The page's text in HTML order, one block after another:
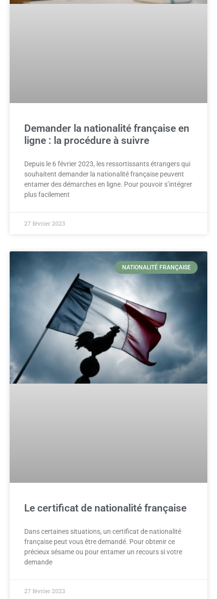
Demander la nationalité française en
ligne : la procédure à suivre
Depuis le 6 février 2023, les ressortissants étrangers qui
souhaitent demander la nationalité française peuvent
entamer des démarches en ligne. Pour pouvoir s’intégrer
plus facilement
27 février 2023
NATIONALITÉ FRANÇAISE
Le certificat de nationalité française
Dans certaines situations, un certificat de nationalité
française peut vous être demandé. Pour obtenir ce
précieux sésame ou pour entamer un recours si votre
demande
27 février 2023